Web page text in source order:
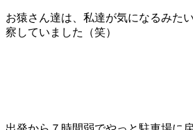
お猿さん達は、私達が気になるみた
察していました（笑）